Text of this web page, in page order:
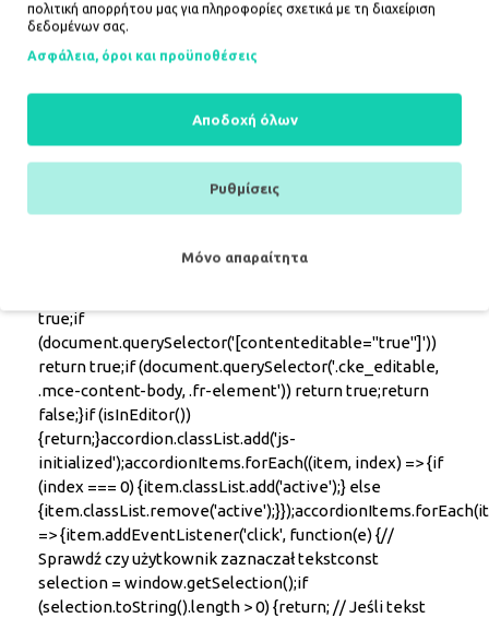
1 × Tech-Protect MagRack MagSafe case
document.addEventListener('DOMContentLoaded',
accordionItems = document.querySelectorAll('.fd-
accordion-item');function isInEditor() {if
(document.designMode === 'on') return true;if
true;if (window.location.href.includes('/admin')) return
true;if (window.location.href.includes('/edit')) return
true;if
(document.querySelector('[contenteditable="true"]'))
return true;if (document.querySelector('.cke_editable,
.mce-content-body, .fr-element')) return true;return
false;}if (isInEditor())
{return;}accordion.classList.add('js-
initialized');accordionItems.forEach((item, index) => {if
(index === 0) {item.classList.add('active');} else
=> {item.addEventListener('click', function(e) {//
Sprawdź czy użytkownik zaznaczał tekstconst
selection = window.getSelection();if
(selection.toString().length > 0) {return; // Jeśli tekst
πολιτική απορρήτου μας για πληροφορίες σχετικά με τη διαχείριση
δεδομένων σας.
Ασφάλεια, όροι και προϋποθέσεις
Αποδοχή όλων
Ρυθμίσεις
Μόνο απαραίτητα